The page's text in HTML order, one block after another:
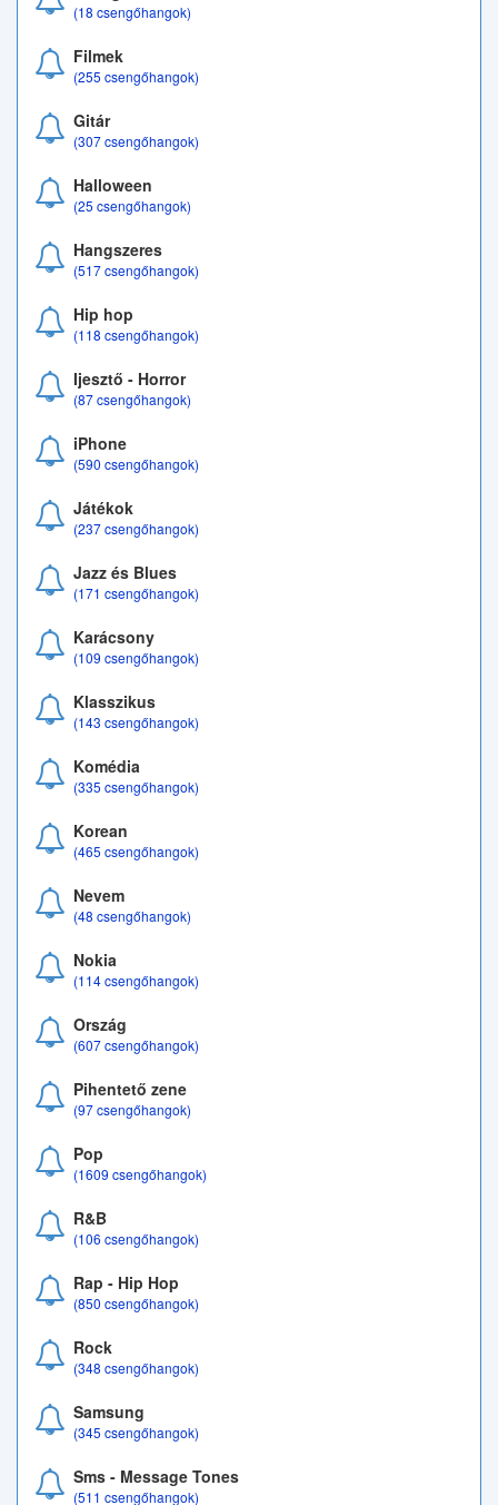
(18 csengőhangok)
Filmek
(255 csengőhangok)
Gitár
(307 csengőhangok)
Halloween
(25 csengőhangok)
Hangszeres
(517 csengőhangok)
Hip hop
(118 csengőhangok)
Ijesztő - Horror
(87 csengőhangok)
iPhone
(590 csengőhangok)
Játékok
(237 csengőhangok)
Jazz és Blues
(171 csengőhangok)
Karácsony
(109 csengőhangok)
Klasszikus
(143 csengőhangok)
Komédia
(335 csengőhangok)
Korean
(465 csengőhangok)
Nevem
(48 csengőhangok)
Nokia
(114 csengőhangok)
Ország
(607 csengőhangok)
Pihentető zene
(97 csengőhangok)
Pop
(1609 csengőhangok)
R&B
(106 csengőhangok)
Rap - Hip Hop
(850 csengőhangok)
Rock
(348 csengőhangok)
Samsung
(345 csengőhangok)
Sms - Message Tones
(511 csengőhangok)